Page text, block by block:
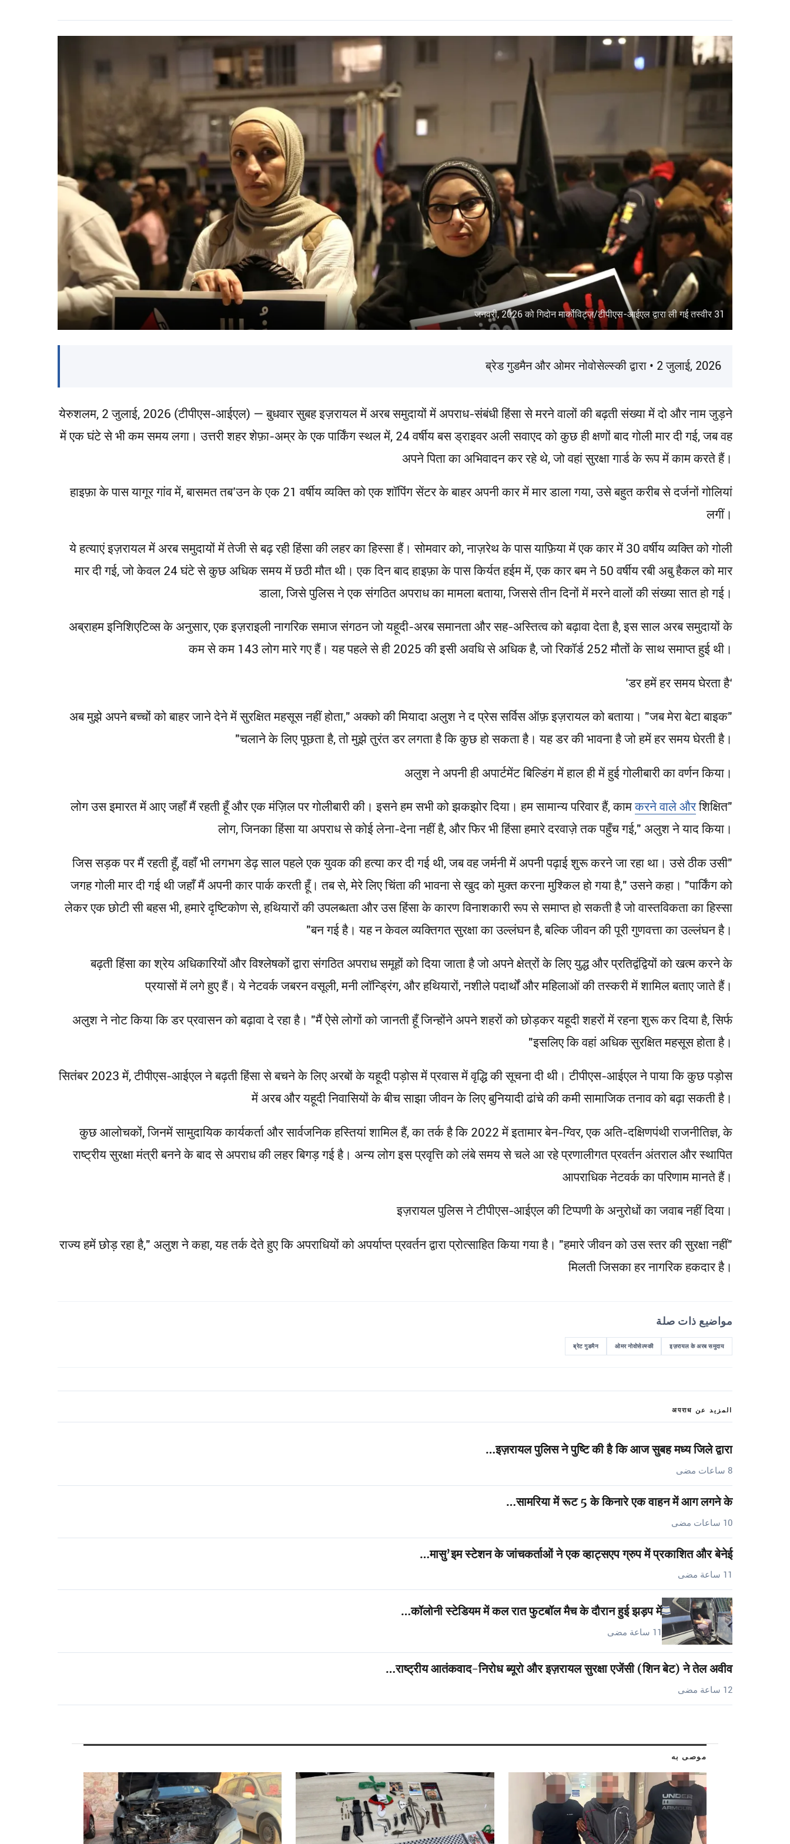
31 जनवरी, 2026 को गिदोन मार्कोविट्ज़/टीपीएस-आईएल द्वारा ली गई तस्वीर
ब्रेड गुडमैन और ओमर नोवोसेल्स्की द्वारा • 2 जुलाई, 2026
येरुशलम, 2 जुलाई, 2026 (टीपीएस-आईएल) — बुधवार सुबह इज़रायल में अरब समुदायों में अपराध-संबंधी हिंसा से मरने वालों की बढ़ती संख्या में दो और नाम जुड़ने
में एक घंटे से भी कम समय लगा। उत्तरी शहर शेफ़ा-अम्र के एक पार्किंग स्थल में, 24 वर्षीय बस ड्राइवर अली सवाएद को कुछ ही क्षणों बाद गोली मार दी गई, जब वह
अपने पिता का अभिवादन कर रहे थे, जो वहां सुरक्षा गार्ड के रूप में काम करते हैं।
हाइफ़ा के पास यागूर गांव में, बासमत तब’उन के एक 21 वर्षीय व्यक्ति को एक शॉपिंग सेंटर के बाहर अपनी कार में मार डाला गया, उसे बहुत करीब से दर्जनों गोलियां
लगीं।
ये हत्याएं इज़रायल में अरब समुदायों में तेजी से बढ़ रही हिंसा की लहर का हिस्सा हैं। सोमवार को, नाज़रेथ के पास याफ़िया में एक कार में 30 वर्षीय व्यक्ति को गोली
मार दी गई, जो केवल 24 घंटे से कुछ अधिक समय में छठी मौत थी। एक दिन बाद हाइफ़ा के पास किर्यत हईम में, एक कार बम ने 50 वर्षीय रबी अबु हैकल को मार
डाला, जिसे पुलिस ने एक संगठित अपराध का मामला बताया, जिससे तीन दिनों में मरने वालों की संख्या सात हो गई।
अब्राहम इनिशिएटिव्स के अनुसार, एक इज़राइली नागरिक समाज संगठन जो यहूदी-अरब समानता और सह-अस्तित्व को बढ़ावा देता है, इस साल अरब समुदायों के
कम से कम 143 लोग मारे गए हैं। यह पहले से ही 2025 की इसी अवधि से अधिक है, जो रिकॉर्ड 252 मौतों के साथ समाप्त हुई थी।
‘डर हमें हर समय घेरता है’
"अब मुझे अपने बच्चों को बाहर जाने देने में सुरक्षित महसूस नहीं होता," अक्को की मियादा अलुश ने द प्रेस सर्विस ऑफ़ इज़रायल को बताया। "जब मेरा बेटा बाइक
चलाने के लिए पूछता है, तो मुझे तुरंत डर लगता है कि कुछ हो सकता है। यह डर की भावना है जो हमें हर समय घेरती है।"
अलुश ने अपनी ही अपार्टमेंट बिल्डिंग में हाल ही में हुई गोलीबारी का वर्णन किया।
"लोग उस इमारत में आए जहाँ मैं रहती हूँ और एक मंज़िल पर गोलीबारी की। इसने हम सभी को झकझोर दिया। हम सामान्य परिवार हैं, काम
करने वाले औरशिक्षित
लोग, जिनका हिंसा या अपराध से कोई लेना-देना नहीं है, और फिर भी हिंसा हमारे दरवाज़े तक पहुँच गई," अलुश ने याद किया।
"जिस सड़क पर मैं रहती हूँ, वहाँ भी लगभग डेढ़ साल पहले एक युवक की हत्या कर दी गई थी, जब वह जर्मनी में अपनी पढ़ाई शुरू करने जा रहा था। उसे ठीक उसी
जगह गोली मार दी गई थी जहाँ मैं अपनी कार पार्क करती हूँ। तब से, मेरे लिए चिंता की भावना से खुद को मुक्त करना मुश्किल हो गया है," उसने कहा। "पार्किंग को
लेकर एक छोटी सी बहस भी, हमारे दृष्टिकोण से, हथियारों की उपलब्धता और उस हिंसा के कारण विनाशकारी रूप से समाप्त हो सकती है जो वास्तविकता का हिस्सा
बन गई है। यह न केवल व्यक्तिगत सुरक्षा का उल्लंघन है, बल्कि जीवन की पूरी गुणवत्ता का उल्लंघन है।"
बढ़ती हिंसा का श्रेय अधिकारियों और विश्लेषकों द्वारा संगठित अपराध समूहों को दिया जाता है जो अपने क्षेत्रों के लिए युद्ध और प्रतिद्वंद्वियों को खत्म करने के
प्रयासों में लगे हुए हैं। ये नेटवर्क जबरन वसूली, मनी लॉन्ड्रिंग, और हथियारों, नशीले पदार्थों और महिलाओं की तस्करी में शामिल बताए जाते हैं।
अलुश ने नोट किया कि डर प्रवासन को बढ़ावा दे रहा है। "मैं ऐसे लोगों को जानती हूँ जिन्होंने अपने शहरों को छोड़कर यहूदी शहरों में रहना शुरू कर दिया है, सिर्फ
इसलिए कि वहां अधिक सुरक्षित महसूस होता है।"
सितंबर 2023 में, टीपीएस-आईएल ने बढ़ती हिंसा से बचने के लिए अरबों के यहूदी पड़ोस में प्रवास में वृद्धि की सूचना दी थी। टीपीएस-आईएल ने पाया कि कुछ पड़ोस
में अरब और यहूदी निवासियों के बीच साझा जीवन के लिए बुनियादी ढांचे की कमी सामाजिक तनाव को बढ़ा सकती है।
कुछ आलोचकों, जिनमें सामुदायिक कार्यकर्ता और सार्वजनिक हस्तियां शामिल हैं, का तर्क है कि 2022 में इतामार बेन-ग्विर, एक अति-दक्षिणपंथी राजनीतिज्ञ, के
राष्ट्रीय सुरक्षा मंत्री बनने के बाद से अपराध की लहर बिगड़ गई है। अन्य लोग इस प्रवृत्ति को लंबे समय से चले आ रहे प्रणालीगत प्रवर्तन अंतराल और स्थापित
आपराधिक नेटवर्क का परिणाम मानते हैं।
इज़रायल पुलिस ने टीपीएस-आईएल की टिप्पणी के अनुरोधों का जवाब नहीं दिया।
"राज्य हमें छोड़ रहा है," अलुश ने कहा, यह तर्क देते हुए कि अपराधियों को अपर्याप्त प्रवर्तन द्वारा प्रोत्साहित किया गया है। "हमारे जीवन को उस स्तर की सुरक्षा नहीं
मिलती जिसका हर नागरिक हकदार है।
مواضيع ذات صلة
इज़रायल के अरब समुदाय
ओमर नोवोसेल्स्की
ब्रेट गुडमैन
المزيد عن अपराध
इज़रायल पुलिस ने पुष्टि की है कि आज सुबह मध्य जिले द्वारा…
8 ساعات مضى
सामरिया में रूट 5 के किनारे एक वाहन में आग लगने के…
10 ساعات مضى
मासु’इम स्टेशन के जांचकर्ताओं ने एक व्हाट्सएप ग्रुप में प्रकाशित और बेनेई…
11 ساعة مضى
कॉलोनी स्टेडियम में कल रात फुटबॉल मैच के दौरान हुई झड़प में…
11 ساعة مضى
राष्ट्रीय आतंकवाद-निरोध ब्यूरो और इज़रायल सुरक्षा एजेंसी (शिन बेट) ने तेल अवीव…
12 ساعة مضى
موصى به